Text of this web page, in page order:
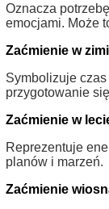
Oznacza
emocjami. Może
Zaćmienie w
Symbolizuje
przygotowanie
Zaćmienie w
Reprezentuje
planów i marzeń.
Zaćmienie